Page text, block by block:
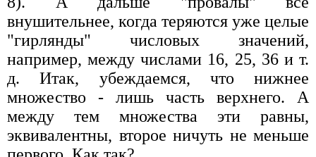
внушительнее, когда теряются уже целые
"гирлянды" числовых значений,
например, между числами 16, 25, 36 и т.
д. Итак, убеждаемся, что нижнее
множество - лишь часть верхнего. А
между тем множества эти равны,
эквивалентны, второе ничуть не меньше